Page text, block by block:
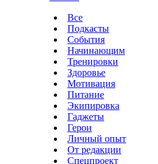
Все
Подкасты
События
Начинающим
Тренировки
Здоровье
Мотивация
Питание
Экипировка
Гаджеты
Герои
Личный опыт
От редакции
Спецпроект